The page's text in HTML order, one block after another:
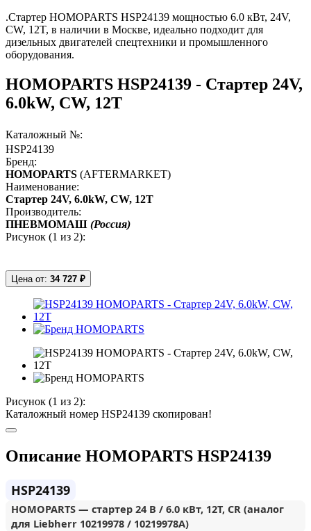
.Стартер HOMOPARTS HSP24139 мощностью 6.0 кВт, 24V,
CW, 12T, в наличии в Москве, идеально подходит для
дизельных двигателей спецтехники и промышленного
оборудования.
HOMOPARTS HSP24139 - Стартер 24V,
6.0kW, CW, 12T
Каталожный №:
HSP24139
Бренд:
HOMOPARTS (AFTERMARKET)
Наименование:
Стартер 24V, 6.0kW, CW, 12T
Производитель:
ПНЕВМОМАШ (Россия)
Рисунок (1 из 2):
Цена от: 34 727 ₽
Рисунок (1 из 2):
Каталожный номер HSP24139 скопирован!
Описание HOMOPARTS HSP24139
HSP24139
HOMOPARTS — стартер 24 В / 6.0 кВт, 12T, CR (аналог
для Liebherr 10219978 / 10219978A)